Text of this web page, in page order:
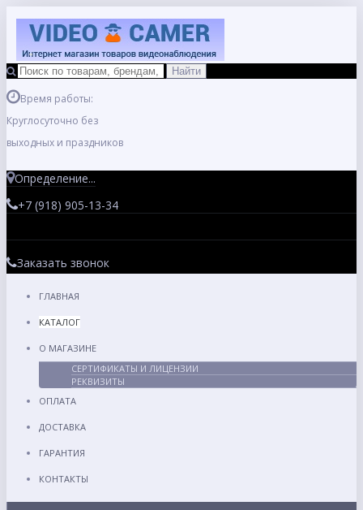
Время работы:
Круглосуточно без
выходных и праздников
Определение...
+7 (918) 905-13-34
Заказать звонок
ГЛАВНАЯ
КАТАЛОГ
О МАГАЗИНЕ
СЕРТИФИКАТЫ И ЛИЦЕНЗИИ
РЕКВИЗИТЫ
ОПЛАТА
ДОСТАВКА
ГАРАНТИЯ
КОНТАКТЫ